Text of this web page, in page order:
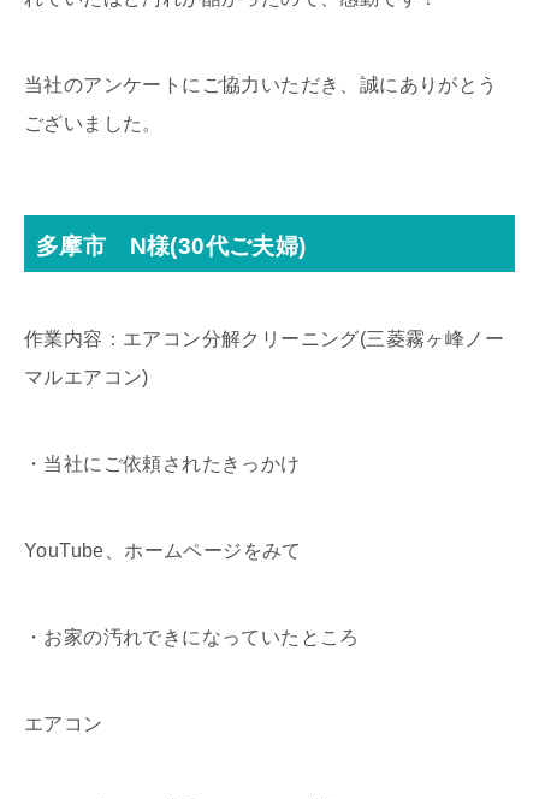
当社のアンケートにご協力いただき、誠にありがとう
ございました。
多摩市 N様(30代ご夫婦)
作業内容：エアコン分解クリーニング(三菱霧ヶ峰ノー
マルエアコン)
・当社にご依頼されたきっかけ
YouTube、ホームページをみて
・お家の汚れできになっていたところ
エアコン